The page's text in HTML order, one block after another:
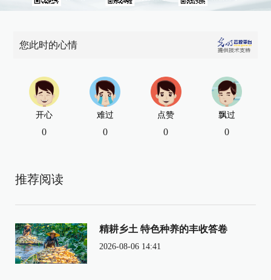
您此时的心情
开心
0
难过
0
点赞
0
飘过
0
推荐阅读
精耕乡土 特色种养的丰收答卷
2026-08-06 14:41